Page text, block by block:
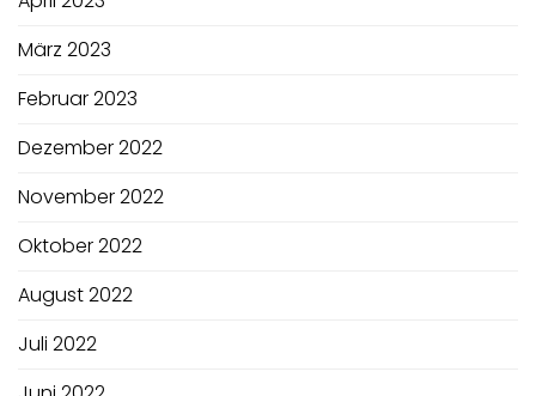
März 2023
Februar 2023
Dezember 2022
November 2022
Oktober 2022
August 2022
Juli 2022